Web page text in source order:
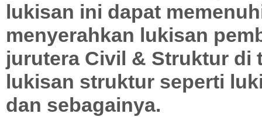
lukisan ini dapat
menyerahkan lukisan
jurutera Civil & Struktur di
lukisan struktur seperti
dan sebagainya.